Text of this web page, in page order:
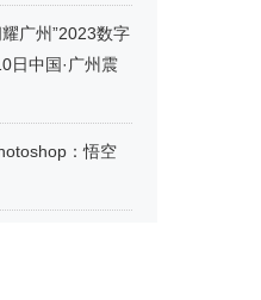
广州”2023数字
日中国·广州震
：悟空